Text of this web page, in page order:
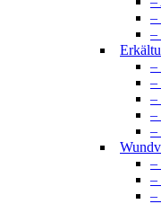
–
–
–
–
–
–
–
–
–
–